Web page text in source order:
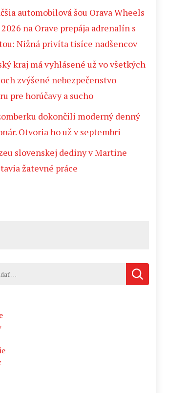
automobilová šou Orava Wheels
na Orave prepája adrenalín s
Nižná privíta tisíce nadšencov
kraj má vyhlásené už vo všetkých
zvýšené nebezpečenstvo
pre horúčavy a sucho
dokončili moderný denný
Otvoria ho už v septembri
slovenskej dediny v Martine
žatevné práce